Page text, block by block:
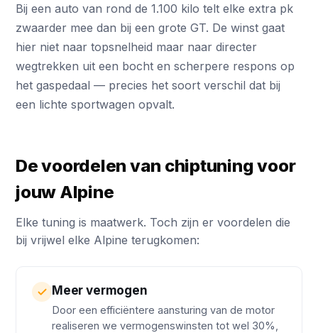
Bij een auto van rond de 1.100 kilo telt elke extra pk
zwaarder mee dan bij een grote GT. De winst gaat
hier niet naar topsnelheid maar naar directer
wegtrekken uit een bocht en scherpere respons op
het gaspedaal — precies het soort verschil dat bij
een lichte sportwagen opvalt.
De voordelen van chiptuning voor
jouw Alpine
Elke tuning is maatwerk. Toch zijn er voordelen die
bij vrijwel elke Alpine terugkomen:
Meer vermogen
Door een efficiëntere aansturing van de motor
realiseren we vermogenswinsten tot wel 30%,